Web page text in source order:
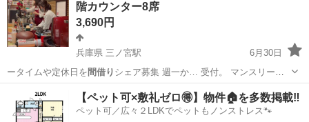
階カウンター8席
3,690円
兵庫県 三ノ宮駅
6月30日
ータイムや定休日を間借り シェア募集 週一か… 受付。 マンスリー
借りシェア希望の方は格…
三ノ宮駅 レンタルオフィス シェア
【ペット可×敷礼ゼロ🉐】物件🏠を多数掲載‼️
ペット可／広々２LDKでペットもノンストレス🐾